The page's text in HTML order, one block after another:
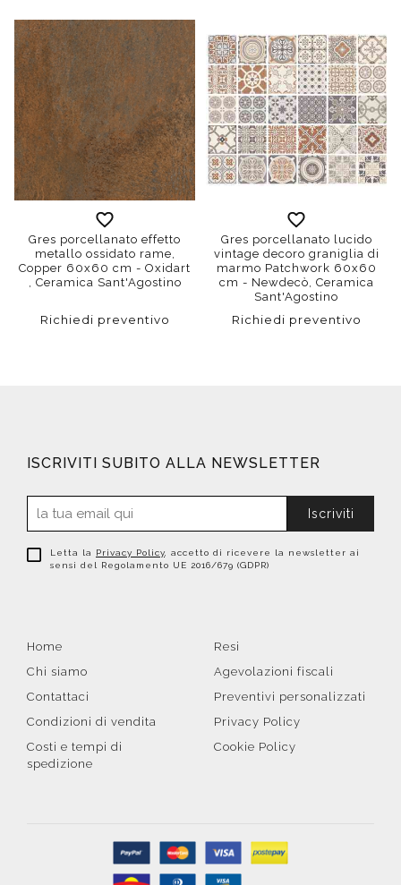
Gres porcellanato effetto
metallo ossidato rame,
Copper 60x60 cm - Oxidart
, Ceramica Sant'Agostino
Richiedi preventivo
Gres porcellanato lucido
vintage decoro graniglia di
marmo Patchwork 60x60
cm - Newdecò, Ceramica
Sant'Agostino
Richiedi preventivo
ISCRIVITI SUBITO ALLA NEWSLETTER
Iscriviti
Letta la Privacy Policy, accetto di ricevere la newsletter ai
sensi del Regolamento UE 2016/679 (GDPR)
Home
Chi siamo
Contattaci
Condizioni di vendita
Costi e tempi di
spedizione
Resi
Agevolazioni fiscali
Preventivi personalizzati
Privacy Policy
Cookie Policy